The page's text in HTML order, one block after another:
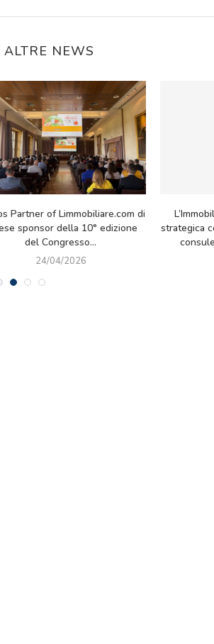
NEWS
Partnership che crea valore: il
mondo Facile.it incontra
L’Immobiliare.com
21/04/2026
Sei